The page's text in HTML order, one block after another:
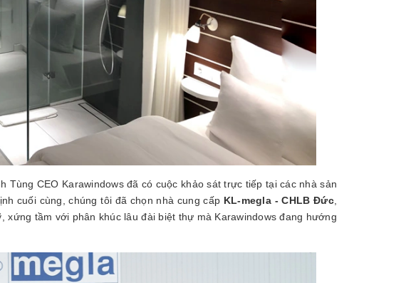
CEO Karawindows đã có cuộc khảo sát trực tiếp tại các nhà sản
cuối cùng, chúng tôi đã chọn nhà cung cấp KL-megla - CHLB Đức,
tầm với phân khúc lâu đài biệt thự mà Karawindows đang hướng